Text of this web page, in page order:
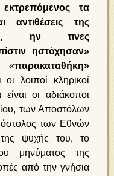
τα
αντιθέσεις της
ην τινες
ηστόχησαν»
«παρακαταθήκη»
λοιποί κληρικοί
οι αδιάκοποι
των Αποστόλων
των Εθνών
ψυχής του, το
μηνύματος της
από την γνήσια